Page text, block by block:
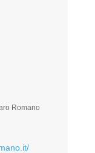
Romano